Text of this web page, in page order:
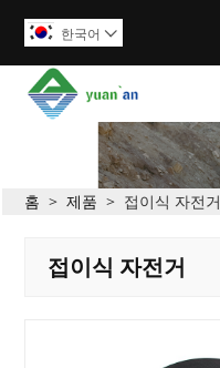
한국어 
홈 > 제품 > 접이식 자전거
접이식 자전거